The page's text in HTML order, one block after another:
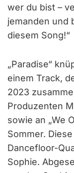
wer du bist –
jemanden und
diesem Song!“
„Paradise“
einem Track,
2023
Produzenten
sowie an „We
Sommer.
Dancefloor-
Sophie.